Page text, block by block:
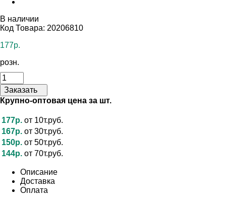
В наличии
Код Товара: 20206810
177р.
розн.
Заказать
Крупно-оптовая цена за шт.
177р. от 10т.руб.
167р. от 30т.руб.
150р. от 50т.руб.
144р. от 70т.руб.
Описание
Доставка
Оплата